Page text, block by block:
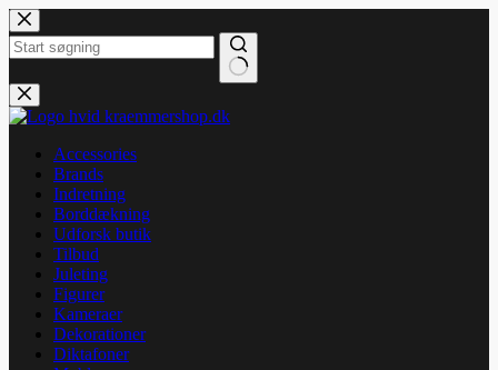
Fortsæt
til
indhold
Ingen
resultater
Accessories
Brands
Indretning
Borddækning
Udforsk butik
Tilbud
Juleting
Figurer
Kameraer
Dekorationer
Diktafoner